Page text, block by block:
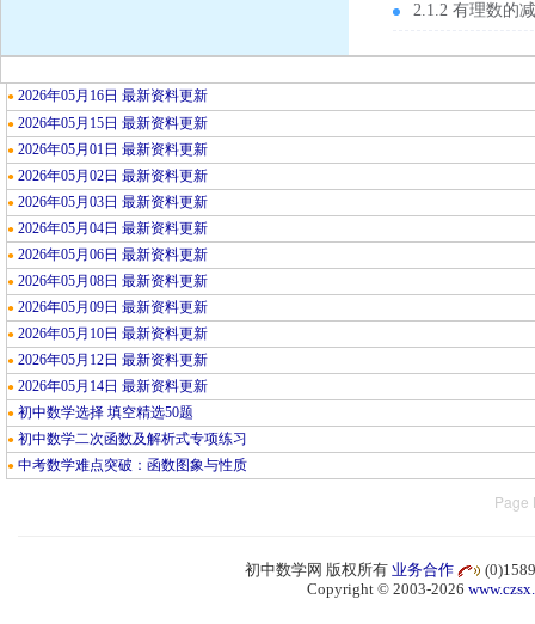
2.1.2 有理数的
● 2026年05月16日 最新资料更新
● 2026年05月15日 最新资料更新
● 2026年05月01日 最新资料更新
● 2026年05月02日 最新资料更新
● 2026年05月03日 最新资料更新
● 2026年05月04日 最新资料更新
● 2026年05月06日 最新资料更新
● 2026年05月08日 最新资料更新
● 2026年05月09日 最新资料更新
● 2026年05月10日 最新资料更新
● 2026年05月12日 最新资料更新
● 2026年05月14日 最新资料更新
● 初中数学选择 填空精选50题
● 初中数学二次函数及解析式专项练习
● 中考数学难点突破：函数图象与性质
Page
初中数学网 版权所有 业务合作
Copyright © 2003-2026